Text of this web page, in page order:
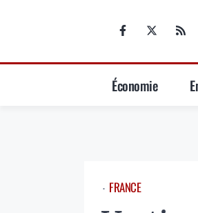
Économie
⋅ FRANCE